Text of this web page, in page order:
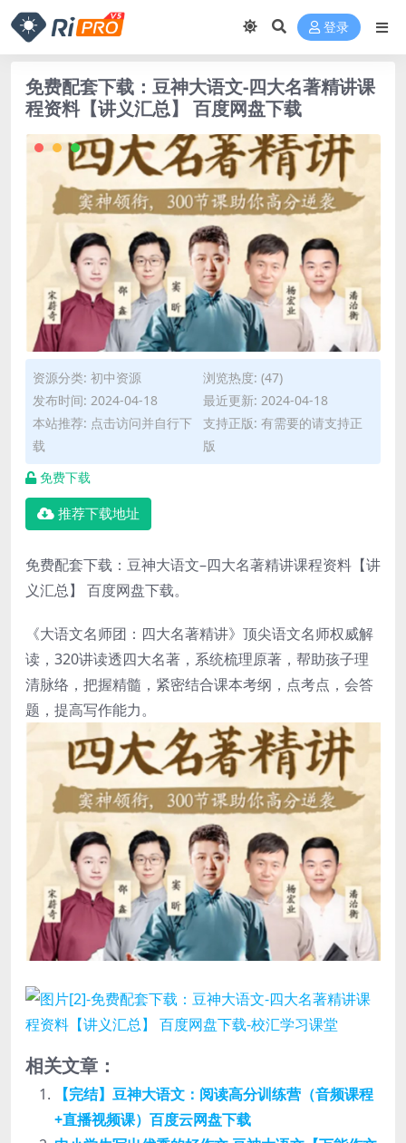
登录
免费配套下载：豆神大语文-四大名著精讲课
程资料【讲义汇总】 百度网盘下载
资源分类: 初中资源
浏览热度: (47)
发布时间: 2024-04-18
最近更新: 2024-04-18
本站推荐: 点击访问并自行下
载
支持正版: 有需要的请支持正
版
免费下载
推荐下载地址
免费配套下载： 豆神大语文–四大名著精讲课程资料【讲
义汇总】 百度网盘下载。
《大语文名师团： 四大名著精讲》顶尖语文名师权威解
读，320讲读透四大名著，系统梳理原著，帮助孩子理
清脉络，把握精髓，紧密结合课本考纲，点考点，会答
题，提高写作能力。
相关文章：
【完结】豆神大语文：阅读高分训练营（音频课程
+直播视频课）百度云网盘下载